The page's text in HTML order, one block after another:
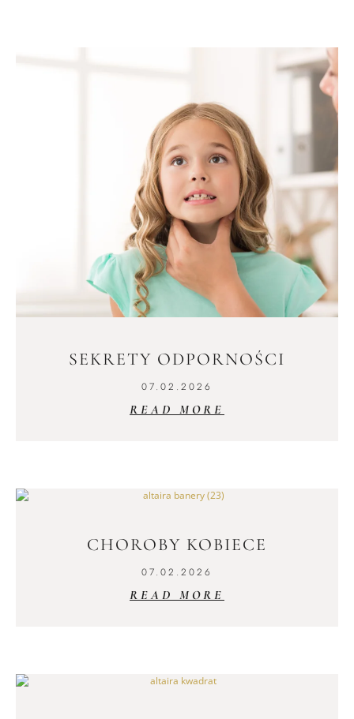
SEKRETY ODPORNOŚCI
07.02.2026
READ MORE
CHOROBY KOBIECE
07.02.2026
READ MORE